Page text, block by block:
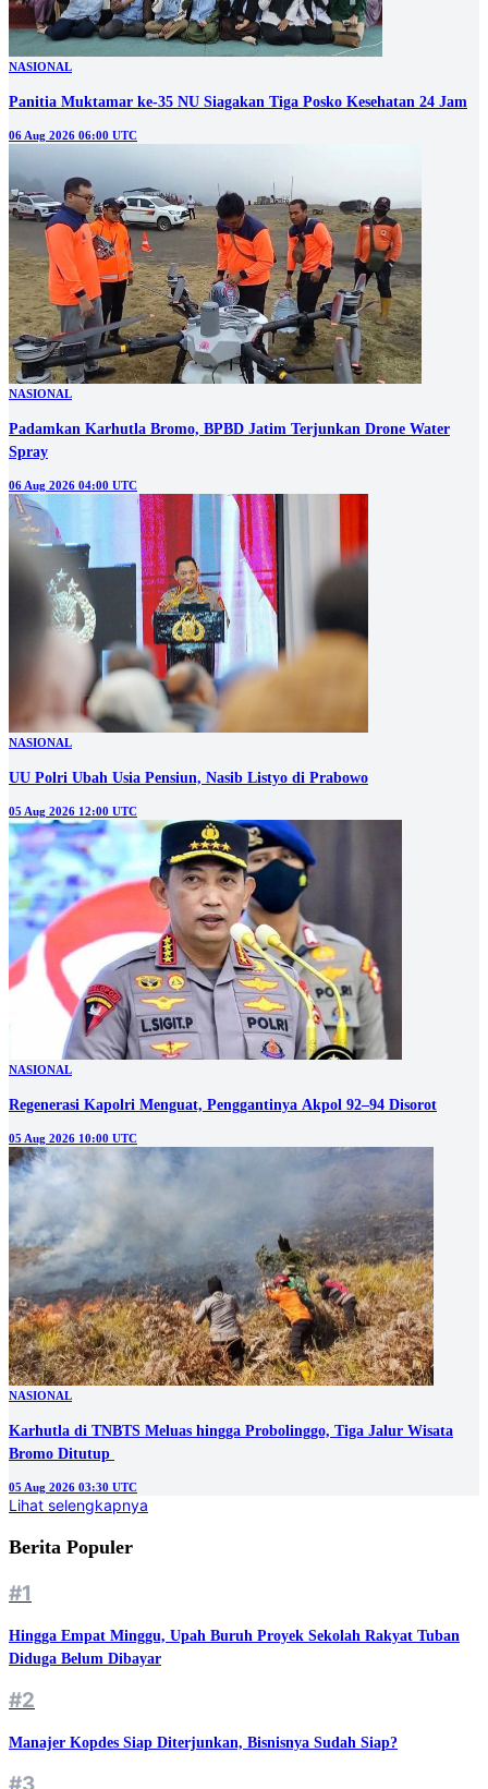
NASIONAL
Panitia Muktamar ke-35 NU Siagakan Tiga Posko Kesehatan 24 Jam
06 Aug 2026 06:00 UTC
NASIONAL
Padamkan Karhutla Bromo, BPBD Jatim Terjunkan Drone Water
Spray
06 Aug 2026 04:00 UTC
NASIONAL
UU Polri Ubah Usia Pensiun, Nasib Listyo di Prabowo
05 Aug 2026 12:00 UTC
NASIONAL
Regenerasi Kapolri Menguat, Penggantinya Akpol 92–94 Disorot
05 Aug 2026 10:00 UTC
NASIONAL
Karhutla di TNBTS Meluas hingga Probolinggo, Tiga Jalur Wisata
05 Aug 2026 03:30 UTC
Lihat selengkapnya
Berita Populer
#1
Hingga Empat Minggu, Upah Buruh Proyek Sekolah Rakyat Tuban
Diduga Belum Dibayar
#2
Manajer Kopdes Siap Diterjunkan, Bisnisnya Sudah Siap?